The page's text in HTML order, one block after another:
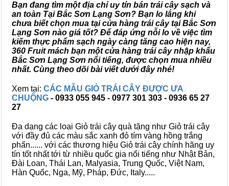
Bạn đang tìm một địa chỉ uy tín bán trái cây sạch và
an toàn Tại Bắc Sơn Lạng Sơn? Bạn lo lắng khi
chưa biết chọn mua tại cửa hàng trái cây tại Bắc Sơn
Lạng Sơn nào giá tốt? Để đáp ứng nỗi lo về việc tìm
kiếm thực phẩm sạch ngày càng tăng cao hiện nay,
360 Fruit mách bạn một cửa hàng trái cây nhập khẩu
Bắc Sơn Lạng Sơn nổi tiếng, được chọn mua nhiều
nhất. Cùng theo dõi bài viết dưới đây nhé!
Xem tại: CÁC MẪU GIỎ TRÁI CÂY ĐƯỢC ƯA
CHUỘNG - 0933 055 945 - 0977 301 303 - 0936 65 27
27
Đa dạng các loại Giỏ trái cây quà tặng như Giỏ trái cây
với đầy đủ các màu sắc xanh đỏ tím vàng hồng trắng
phấn...... với các thương hiệu Giỏ trái cây chính hãng uy
tín tốt nhất tới từ nhiều quốc gia nổi tiếng như Nhật Bản,
Đài Loan, Thái Lan, Malyasia, Trung Quốc, Việt Nam,
Hàn Quốc, Nga, Mỹ, Pháp, Đức, Italy.....